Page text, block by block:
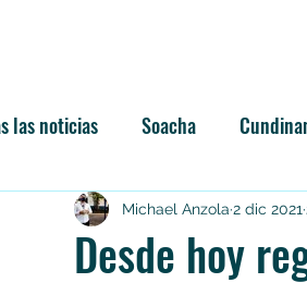
las noticias Soacha
Las nuevas soachunidades
Desde hoy
Michael Anzola 2 dic 2021